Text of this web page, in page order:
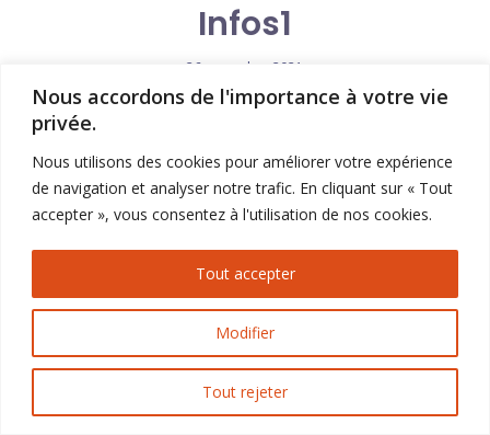
Nous accordons de l'importance à votre vie
privée.
Nous utilisons des cookies pour améliorer votre expérience
de navigation et analyser notre trafic. En cliquant sur « Tout
accepter », vous consentez à l'utilisation de nos cookies.
Modifier
Tout rejeter
Tout accepter
Infos1
26 novembre 2021
Lire la suite